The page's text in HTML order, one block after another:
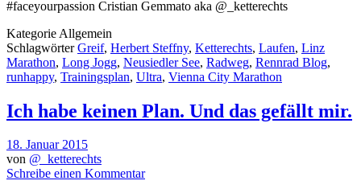
#faceyourpassion Cristian Gemmato aka @_ketterechts
Kategorie Allgemein
SchlagwörterGreif, Herbert Steffny, Ketterechts, Laufen, Linz
Marathon, Long Jogg, Neusiedler See, Radweg, Rennrad Blog,
runhappy, Trainingsplan, Ultra, Vienna City Marathon
Ich habe keinen Plan. Und das gefällt mir.
18. Januar 2015
von @_ketterechts
Schreibe einen Kommentar